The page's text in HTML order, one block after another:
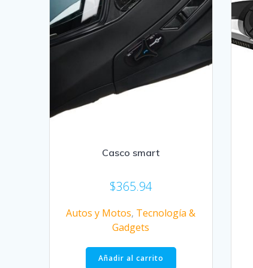
Casco smart
$365.94
Autos y Motos, Tecnología &
Gadgets
Añadir al carrito